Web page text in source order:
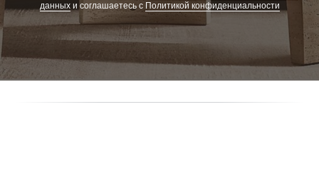
данныхи соглашаетесь c Политикой конфиденциальности